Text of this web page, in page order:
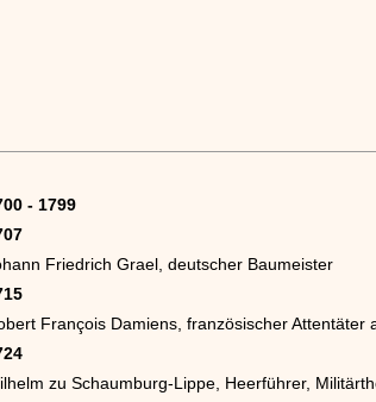
- 1799
Friedrich Grael, deutscher Baumeister
François Damiens, französischer Attentäter
zu Schaumburg-Lippe, Heerführer,